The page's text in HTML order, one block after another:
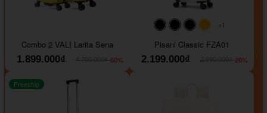
Combo 2 VALI Larita Sena
1.899.000₫
-60%
#000000#000000
#000000
#ffa500
+1
Pisani Classic FZA01
2.199.000₫
-26%
Freeship